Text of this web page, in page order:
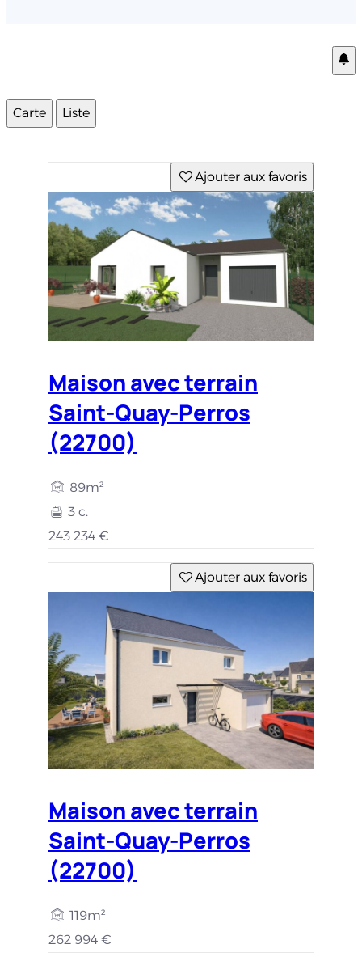
Carte Liste
Ajouter aux favoris
Maison avec terrain
Saint-Quay-Perros
(22700)
89m²
3 c.
243 234 €
Ajouter aux favoris
Maison avec terrain
Saint-Quay-Perros
(22700)
119m²
262 994 €